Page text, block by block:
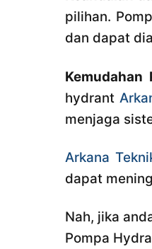
pilihan.
dan dapat
Kemudahan
hydrant
menjaga
Arkana
dapat
Nah, jika
Pompa